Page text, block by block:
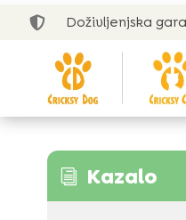
 Doživljenjska
i Kazalo